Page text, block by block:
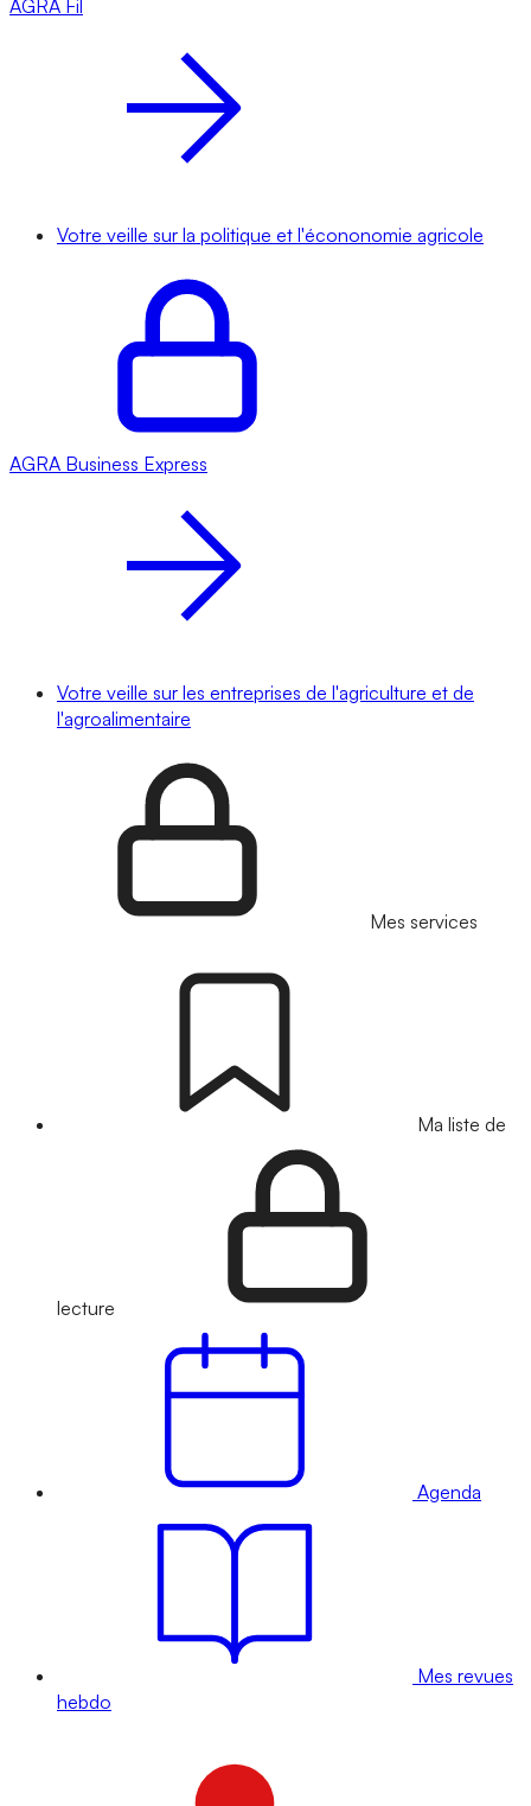
AGRA Fil
Votre veille sur la politique et l'écononomie agricole
AGRA Business Express
Votre veille sur les entreprises de l'agriculture et de
l'agroalimentaire
Mes services
Ma liste de
lecture
Agenda
Mes revues
hebdo